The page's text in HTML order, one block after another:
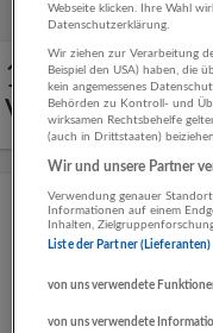
1
Webseite klicken. Ihre Wahl
Datenschutzerklärung.
Wir ziehen zur Verarbeitung
Beispiel den USA) haben, die
kein angemessenes
Behörden zu Kontroll- und
wirksamen Rechtsbehelfe
(auch in Drittstaaten)
Wir und unsere Partner
Verwendung genauer
Informationen auf einem
Inhalten,
Liste der Partner (Lieferanten)
von uns verwendete
von uns verwendete